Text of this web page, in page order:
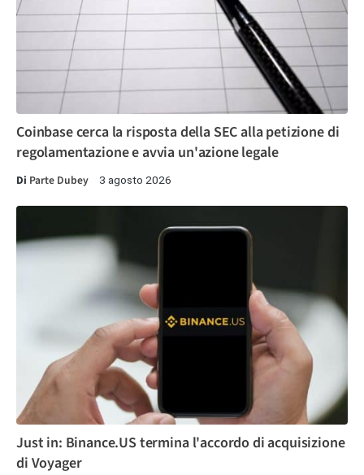
Coinbase cerca la risposta della SEC alla petizione di
regolamentazione e avvia un'azione legale
Di Parte Dubey 3 agosto 2026
Just in: Binance.US termina l'accordo di acquisizione
di Voyager